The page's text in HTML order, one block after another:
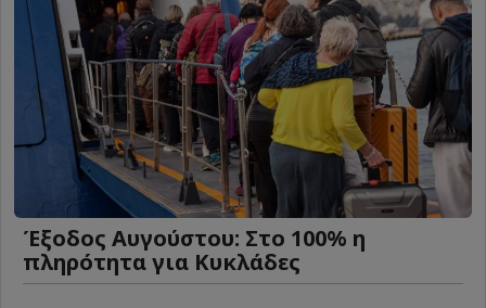
Έξοδος Αυγούστου: Στο 100% η
πληρότητα για Κυκλάδες